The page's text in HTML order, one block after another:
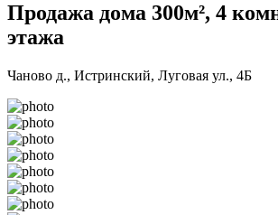
Продажа дома 300м², 4
этажа
Чаново д., Истринский, Луговая ул., 4Б